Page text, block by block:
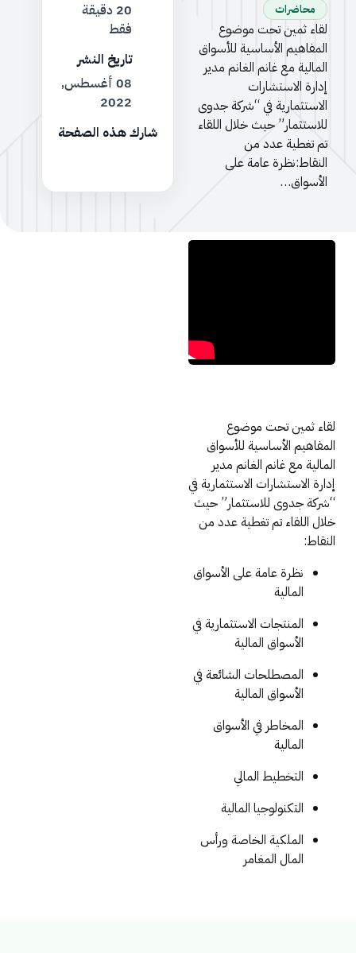
محاضرات
لقاء ثمين تحت موضوع
المفاهيم الأساسية للأسواق
المالية مع غانم الغانم مدير
إدارة الاستشارات
الاستثمارية في “شركة جدوى
للاستثمار” حيث خلال اللقاء
تم تغطية عدد من
النقاط:نظرة عامة على
الأسواق…
20 دقيقة
فقط
تاريخ النشر
08 أغسطس,
2022
شارك هذه الصفحة
لقاء ثمين تحت موضوع
المفاهيم الأساسية للأسواق
المالية مع غانم الغانم مدير
إدارة الاستشارات الاستثمارية في
“شركة جدوى للاستثمار” حيث
خلال اللقاء تم تغطية عدد من
النقاط:
نظرة عامة على الأسواق
المالية
المنتجات الاستثمارية في
الأسواق المالية
المصطلحات الشائعة في
الأسواق المالية
المخاطر في الأسواق
المالية
التخطيط المالي
التكنولوجيا المالية
الملكية الخاصة ورأس
المال المغامر